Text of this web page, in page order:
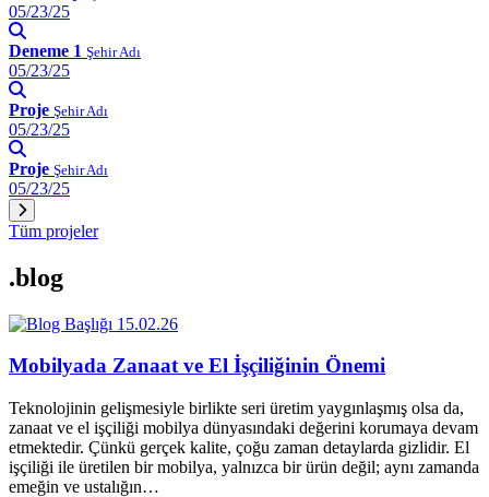
05/23/25
Deneme 1 Şehir Adı
05/23/25
Proje Şehir Adı
05/23/25
Proje Şehir Adı
05/23/25
Tüm projeler
.blog
15.02.26
Mobilyada Zanaat ve El İşçiliğinin Önemi
Teknolojinin gelişmesiyle birlikte seri üretim yaygınlaşmış olsa da,
zanaat ve el işçiliği mobilya dünyasındaki değerini korumaya devam
etmektedir. Çünkü gerçek kalite, çoğu zaman detaylarda gizlidir. El
işçiliği ile üretilen bir mobilya, yalnızca bir ürün değil; aynı zamanda
emeğin ve ustalığın…